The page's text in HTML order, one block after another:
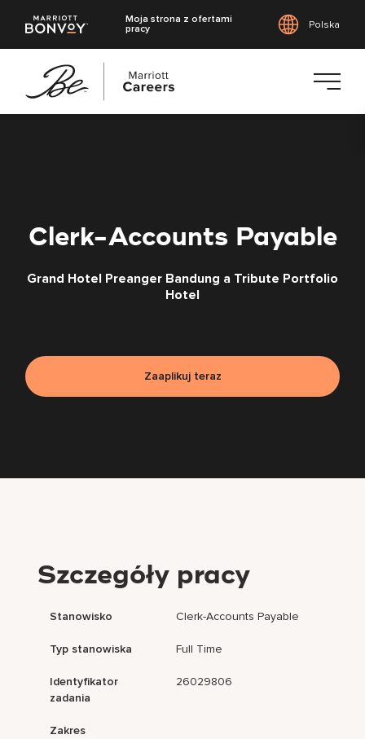
Moja strona z ofertami
pracy
Polska
Clerk-Accounts Payable
Grand Hotel Preanger Bandung a Tribute Portfolio
Hotel
Zaaplikuj teraz
Szczegóły pracy
Stanowisko Clerk-Accounts Payable
Typ stanowiska Full Time
Identyfikator
zadania
26029806
Zakres